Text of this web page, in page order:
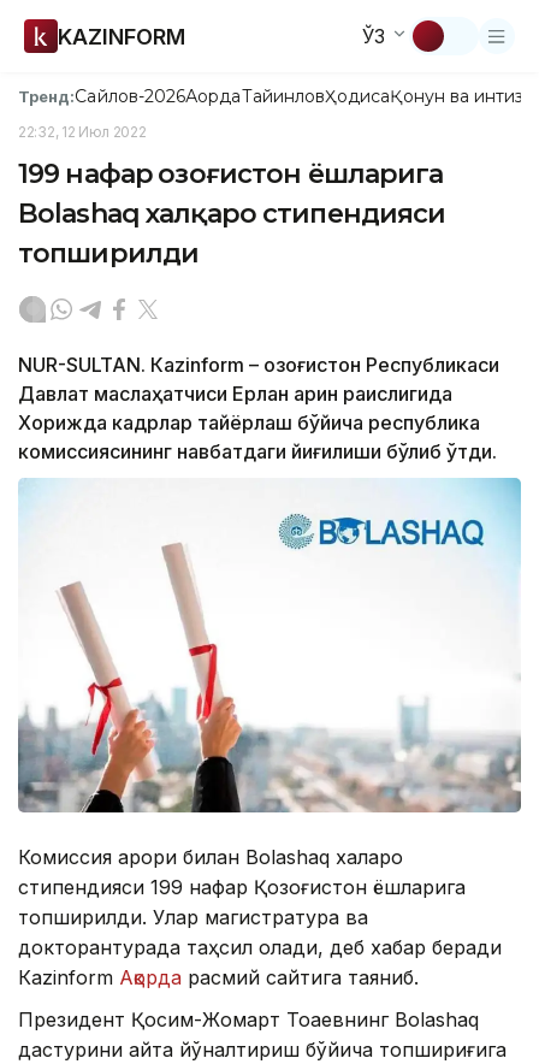
KAZINFORM ЎЗ
Тренд:Сайлов-2026АқордаТайинловҲодисаҚонун ва
22:32, 12 Июл 2022
199 нафар Қозоғистон ёшларига
Bolashaq халқаро стипендияси
топширилди
NUR-SULTAN. Кazinform – Қозоғистон Республикаси
Давлат маслаҳатчиси Ерлан Қарин раислигида
Хорижда кадрлар тайёрлаш бўйича республика
комиссиясининг навбатдаги йиғилиши бўлиб ўтди.
Комиссия қарори билан Bolashaq халқаро
стипендияси 199 нафар Қозоғистон ёшларига
топширилди. Улар магистратура ва
докторантурада таҳсил олади, деб хабар беради
Кazinform Ақорда расмий сайтига таяниб.
Президент Қосим-Жомарт Тоқаевнинг Bolashaq
дастурини қайта йўналтириш бўйича топшириғига